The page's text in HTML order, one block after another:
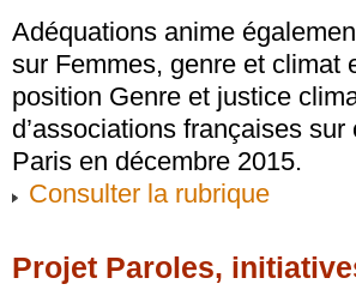
Adéquations anime
sur Femmes, genre et climat
position Genre et justice
d’associations françaises
Paris en décembre 2015.
Consulter la rubrique
Projet Paroles,